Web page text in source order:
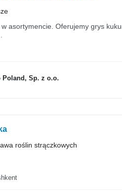
asortymencie. Oferujemy grys
Poland, Sp. z o.o.
roślin strączkowych